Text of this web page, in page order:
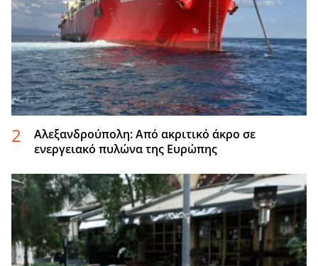
Αλεξανδρούπολη: Από ακριτικό άκρο σε
ενεργειακό πυλώνα της Ευρώπης